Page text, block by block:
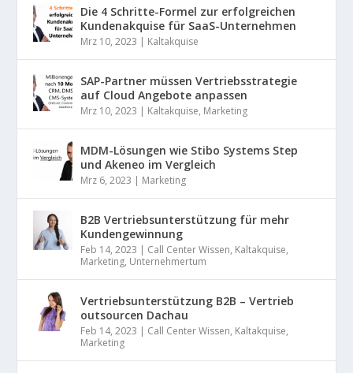
Die 4 Schritte-Formel zur erfolgreichen
Kundenakquise für SaaS-Unternehmen
Mrz 10, 2023 | Kaltakquise
SAP-Partner müssen Vertriebsstrategie
auf Cloud Angebote anpassen
Mrz 10, 2023 | Kaltakquise, Marketing
MDM-Lösungen wie Stibo Systems Step
und Akeneo im Vergleich
Mrz 6, 2023 | Marketing
B2B Vertriebsunterstützung für mehr
Kundengewinnung
Feb 14, 2023 | Call Center Wissen, Kaltakquise,
Marketing, Unternehmertum
Vertriebsunterstützung B2B – Vertrieb
outsourcen Dachau
Feb 14, 2023 | Call Center Wissen, Kaltakquise,
Marketing